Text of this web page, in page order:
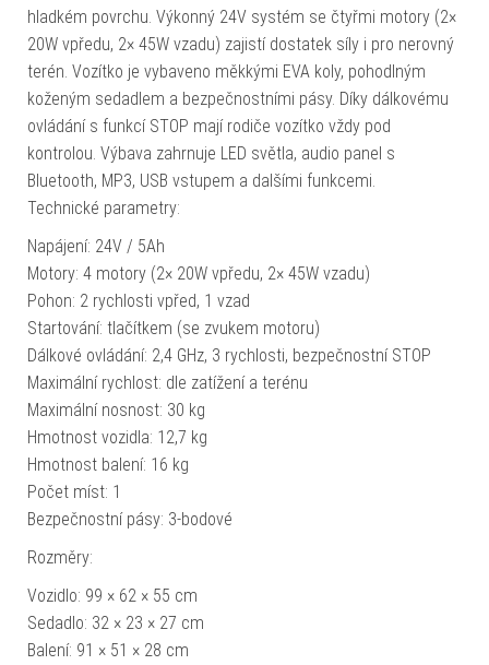
hladkém povrchu. Výkonný 24V systém se čtyřmi motory (2×
20W vpředu, 2× 45W vzadu) zajistí dostatek síly i pro nerovný
terén. Vozítko je vybaveno měkkými EVA koly, pohodlným
koženým sedadlem a bezpečnostními pásy. Díky dálkovému
ovládání s funkcí STOP mají rodiče vozítko vždy pod
kontrolou. Výbava zahrnuje LED světla, audio panel s
Bluetooth, MP3, USB vstupem a dalšími funkcemi.
Technické parametry:
Napájení: 24V / 5Ah
Motory: 4 motory (2× 20W vpředu, 2× 45W vzadu)
Pohon: 2 rychlosti vpřed, 1 vzad
Startování: tlačítkem (se zvukem motoru)
Dálkové ovládání: 2,4 GHz, 3 rychlosti, bezpečnostní STOP
Maximální rychlost: dle zatížení a terénu
Maximální nosnost: 30 kg
Hmotnost vozidla: 12,7 kg
Hmotnost balení: 16 kg
Počet míst: 1
Bezpečnostní pásy: 3-bodové
Rozměry:
Vozidlo: 99 × 62 × 55 cm
Sedadlo: 32 × 23 × 27 cm
Balení: 91 × 51 × 28 cm